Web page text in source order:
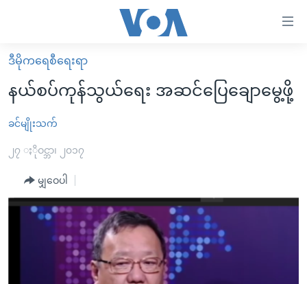
လွယ်ကူ
စေ
Link
များ
အကြောင်းအရာ
မူလစာမျက်နှာ
မြန်မာ
ကမ္ဘာ့သတင်းများ
နိုင်ငံတကာ
တရုတ်
အစ္စရေး-ပါလက်စတိုင်း
ဗွီဒီယို
ရပ်ဝန်းတခု လမ်းတခု အလွန်
အင်္ဂလိပ်စာလေ့လာမယ်
အမေရိကန်သုံးအီဒီယံ
မကြေးမုံရဲ့ အင်္ဂလိပ်စာ
အပတ်စဉ်ကဏ္ဍများ
ရေဒီယိုနှင့်ရုပ်သံ အချက်အလက်များ
ဒီမိုကရေစီရေးရာ
နယ်စပ်ကုန်သွယ်ရေး အဆင်ပြေချောမွေ့ဖို့
ခင်မျိုးသက်
၂၇ ႏိုဝင္ဘာ၊ ၂၀၁၇
မျှဝေပါ